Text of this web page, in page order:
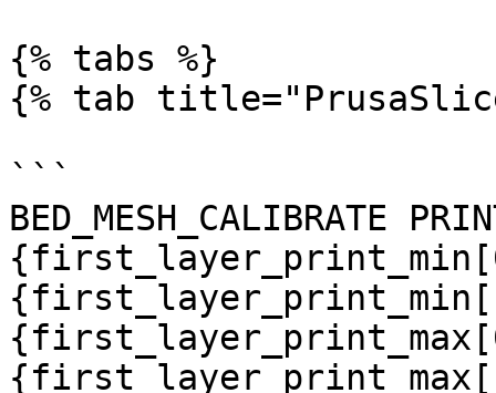
{% tabs %}
{% tab
```
BED_MESH_CALIBRATE